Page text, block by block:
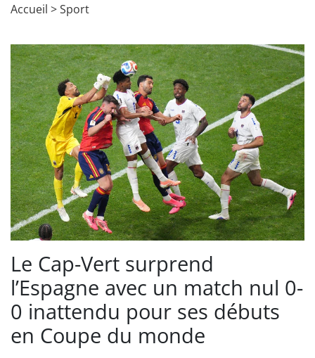
Accueil >Sport
Le Cap-Vert surprend
l’Espagne avec un match nul 0-
0 inattendu pour ses débuts
en Coupe du monde